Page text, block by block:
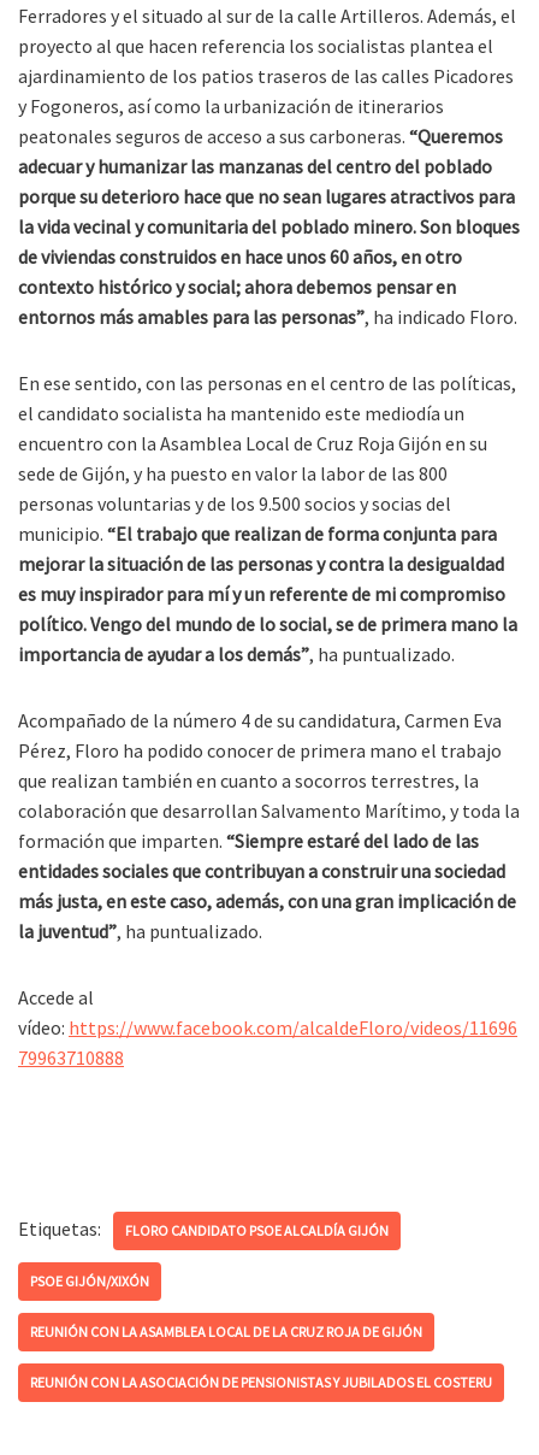
Ferradores y el situado al sur de la calle Artilleros. Además, el
proyecto al que hacen referencia los socialistas plantea el
ajardinamiento de los patios traseros de las calles Picadores
y Fogoneros, así como la urbanización de itinerarios
peatonales seguros de acceso a sus carboneras. “Queremos
adecuar y humanizar las manzanas del centro del poblado
porque su deterioro hace que no sean lugares atractivos para
la vida vecinal y comunitaria del poblado minero. Son bloques
de viviendas construidos en hace unos 60 años, en otro
contexto histórico y social; ahora debemos pensar en
entornos más amables para las personas”, ha indicado Floro.
En ese sentido, con las personas en el centro de las políticas,
el candidato socialista ha mantenido este mediodía un
encuentro con la Asamblea Local de Cruz Roja Gijón en su
sede de Gijón, y ha puesto en valor la labor de las 800
personas voluntarias y de los 9.500 socios y socias del
municipio. “El trabajo que realizan de forma conjunta para
mejorar la situación de las personas y contra la desigualdad
es muy inspirador para mí y un referente de mi compromiso
político. Vengo del mundo de lo social, se de primera mano la
importancia de ayudar a los demás”, ha puntualizado.
Acompañado de la número 4 de su candidatura, Carmen Eva
Pérez, Floro ha podido conocer de primera mano el trabajo
que realizan también en cuanto a socorros terrestres, la
colaboración que desarrollan Salvamento Marítimo, y toda la
formación que imparten. “Siempre estaré del lado de las
entidades sociales que contribuyan a construir una sociedad
más justa, en este caso, además, con una gran implicación de
la juventud”, ha puntualizado.
Accede al
vídeo: https://www.facebook.com/alcaldeFloro/videos/11696
79963710888
Etiquetas: FLORO CANDIDATO PSOE ALCALDÍA GIJÓN
PSOE GIJÓN/XIXÓN
REUNIÓN CON LA ASAMBLEA LOCAL DE LA CRUZ ROJA DE GIJÓN
REUNIÓN CON LA ASOCIACIÓN DE PENSIONISTAS Y JUBILADOS EL COSTERU